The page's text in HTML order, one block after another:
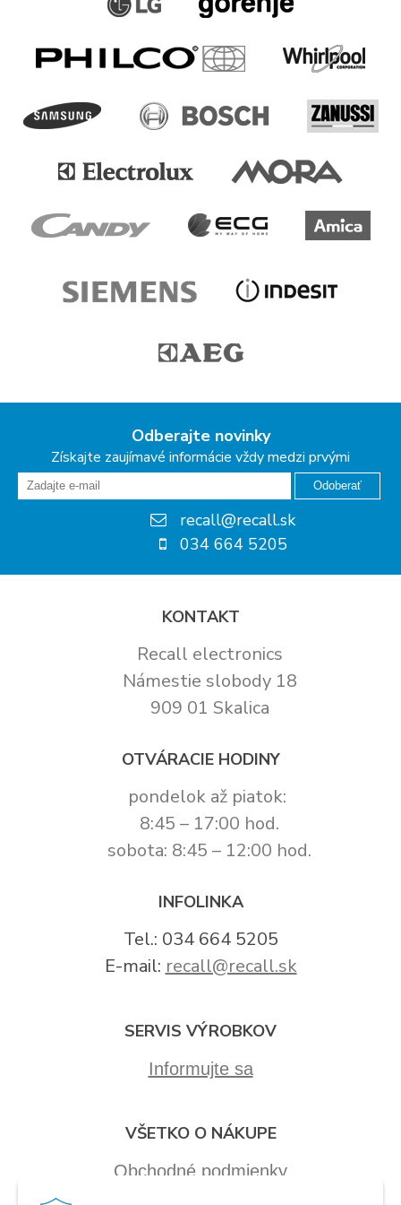
Odberajte novinky
Získajte zaujímavé informácie vždy medzi prvými
Odoberať
recall@recall.sk
034 664 5205
KONTAKT
Recall electronics
Námestie slobody 18
909 01 Skalica
OTVÁRACIE HODINY
pondelok až piatok:
8:45 – 17:00 hod.
sobota: 8:45 – 12:00 hod.
INFOLINKA
Tel.: 034 664 5205
E-mail: recall@recall.sk
SERVIS VÝROBKOV
Informujte sa
VŠETKO O NÁKUPE
Obchodné podmienky